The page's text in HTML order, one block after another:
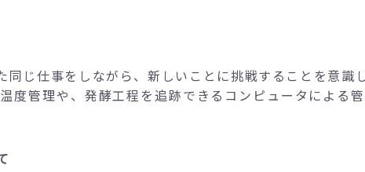
同じ仕事をしながら、新しいことに挑戦することを意
度管理や、発酵工程を追跡できるコンピュータによる